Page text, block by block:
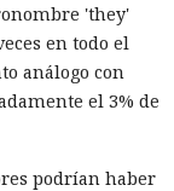
'they'
en todo el
análogo con
el 3% de
podrían haber